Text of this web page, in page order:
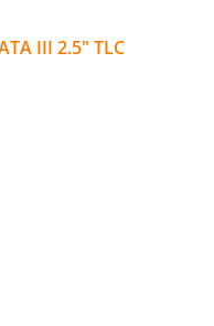
III 2.5" TLC